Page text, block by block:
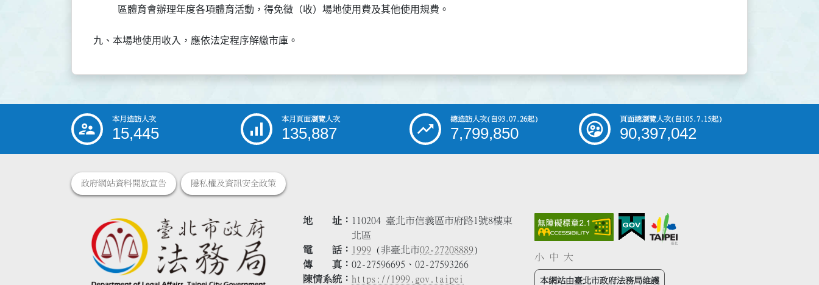
          區體育會辦理年度各項體育活動，得免徵（收）場地使用費及其他使用規費。
九、本場地使用收入，應依法定程序解繳市庫。
::: 本月造訪人次
15,445
本月頁面瀏覽人次
135,887
總造訪人次(自93.07.26起)
7,799,850
頁面總瀏覽人次(自105.7.15起)
90,397,042
政府網站資料開放宣告 隱私權及資訊安全政策
地 址
110204 臺北市信義區市府路1號8樓東
北區
電 話
1999 (非臺北市02-27208889)
傳 真
02-27596695、02-27593266
陳情系統
https://1999.gov.taipei
小 中 大
本網站由臺北市政府法務局維護